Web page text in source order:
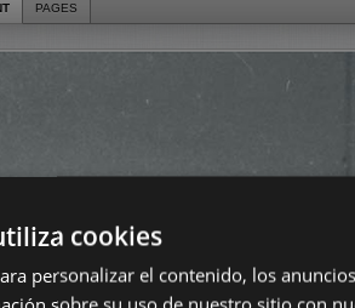
PAGES
cookies
personalizar el contenido, los